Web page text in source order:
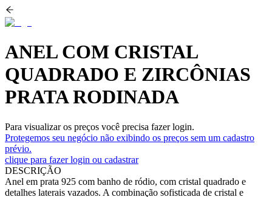
ANEL COM CRISTAL
QUADRADO E ZIRCÔNIAS
PRATA RODINADA
Para visualizar os preços você precisa fazer login.
Protegemos seu negócio não exibindo os preços sem um cadastro
prévio.
clique para fazer login ou cadastrar
DESCRIÇÃO
Anel em prata 925 com banho de ródio, com cristal quadrado e
detalhes laterais vazados. A combinação sofisticada de cristal e